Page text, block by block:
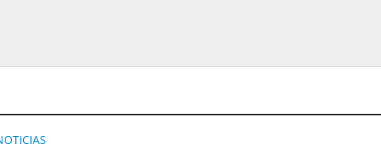
das Rodadas” focado em multiplicadores